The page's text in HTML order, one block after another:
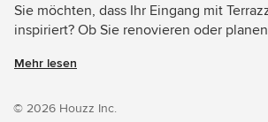
Sie möchten, dass Ihr Eingang mit
inspiriert? Ob Sie renovieren oder
Bilder der besten Designer,
口修＋DAT／都市環境研究室. Sehen Sie
Mehr lesen
© 2026 Houzz Inc.